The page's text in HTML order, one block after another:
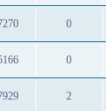
ردود
0
ردود
0
ردود
2